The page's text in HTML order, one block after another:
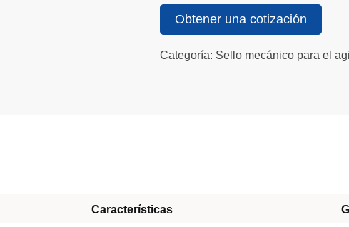
Obtener una cotización
Categoría: Sello mecánico para el
Características